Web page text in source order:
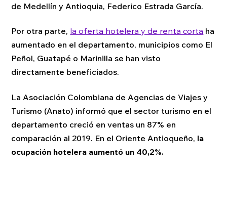
de Medellín y Antioquia, Federico Estrada García.
Por otra parte, la oferta hotelera y de renta corta ha
aumentado en el departamento, municipios como El
Peñol, Guatapé o Marinilla se han visto
directamente beneficiados.
La Asociación Colombiana de Agencias de Viajes y
Turismo (Anato) informó que el sector turismo en el
departamento creció en ventas un 87% en
comparación al 2019. En el Oriente Antioqueño, la
ocupación hotelera aumentó un 40,2%.